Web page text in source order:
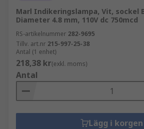
Marl Indikeringslampa, Vit, sockel
Diameter 4.8 mm, 110V dc 750mcd
RS-artikelnummer 282-9695
Tillv. art.nr 215-997-25-38
Antal (1 enhet)
218,38 kr(exkl. moms)
Antal
Lägg i korgen